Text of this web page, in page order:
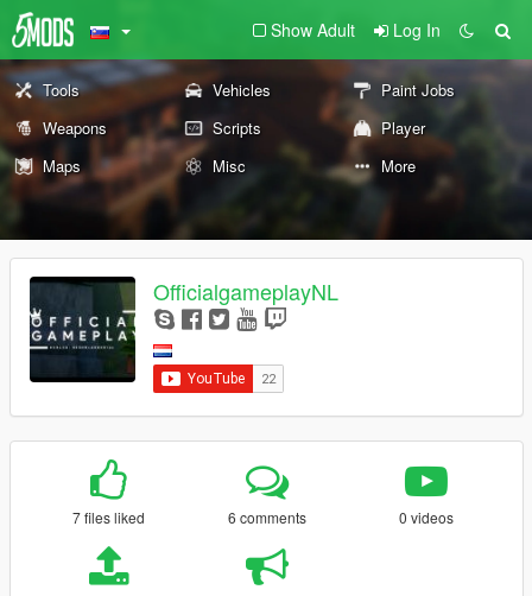
Show Adult Log In
Tools Vehicles
Paint Jobs
Weapons
Scripts
Player
Maps
Misc More
OfficialgameplayNL
7 files liked 6 comments 0 videos